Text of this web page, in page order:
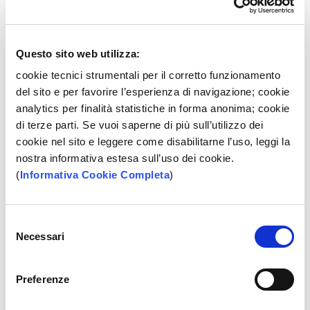
Questo sito web utilizza:
cookie tecnici strumentali per il corretto funzionamento
del sito e per favorire l’esperienza di navigazione; cookie
analytics per finalità statistiche in forma anonima; cookie
di terze parti. Se vuoi saperne di più sull’utilizzo dei
cookie nel sito e leggere come disabilitarne l’uso, leggi la
nostra informativa estesa sull’uso dei cookie.
(Informativa Cookie Completa)
delNecessari
Preferenze
'APP BPPsul tuo
smartphone o tablet. La gestione delle tue operazioni
Inoltre hai la possibilità di attivare il Corporate Banking
App BPP Corporate e gestire la tua azienda in mobilità.
Altre caratteristiche
Commissione applicata per
operazioni in filiale -
1 €
Versamento contanti e assegni su
(2)